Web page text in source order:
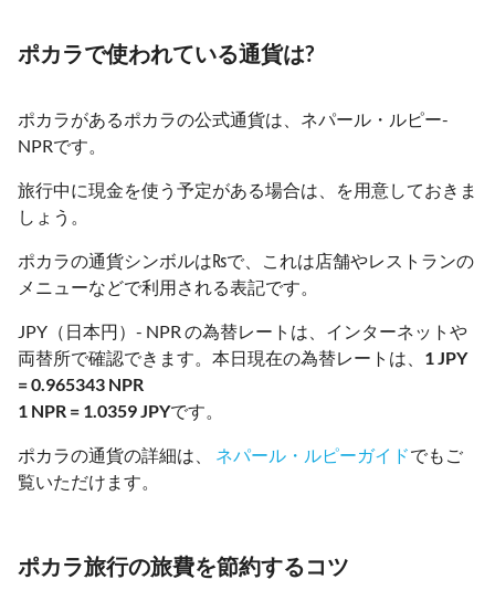
ポカラで使われている通貨は?
ポカラがあるポカラの公式通貨は、ネパール・ルピー-
NPRです。
旅行中に現金を使う予定がある場合は、を用意しておきま
しょう。
ポカラの通貨シンボルは₨で、これは店舗やレストランの
メニューなどで利用される表記です。
JPY（日本円）- NPR の為替レートは、インターネットや
両替所で確認できます。本日現在の為替レートは、 1 JPY
= 0.965343 NPR
1 NPR = 1.0359 JPYです。
ポカラの通貨の詳細は、 ネパール・ルピーガイドでもご
覧いただけます。
ポカラ旅行の旅費を節約するコツ